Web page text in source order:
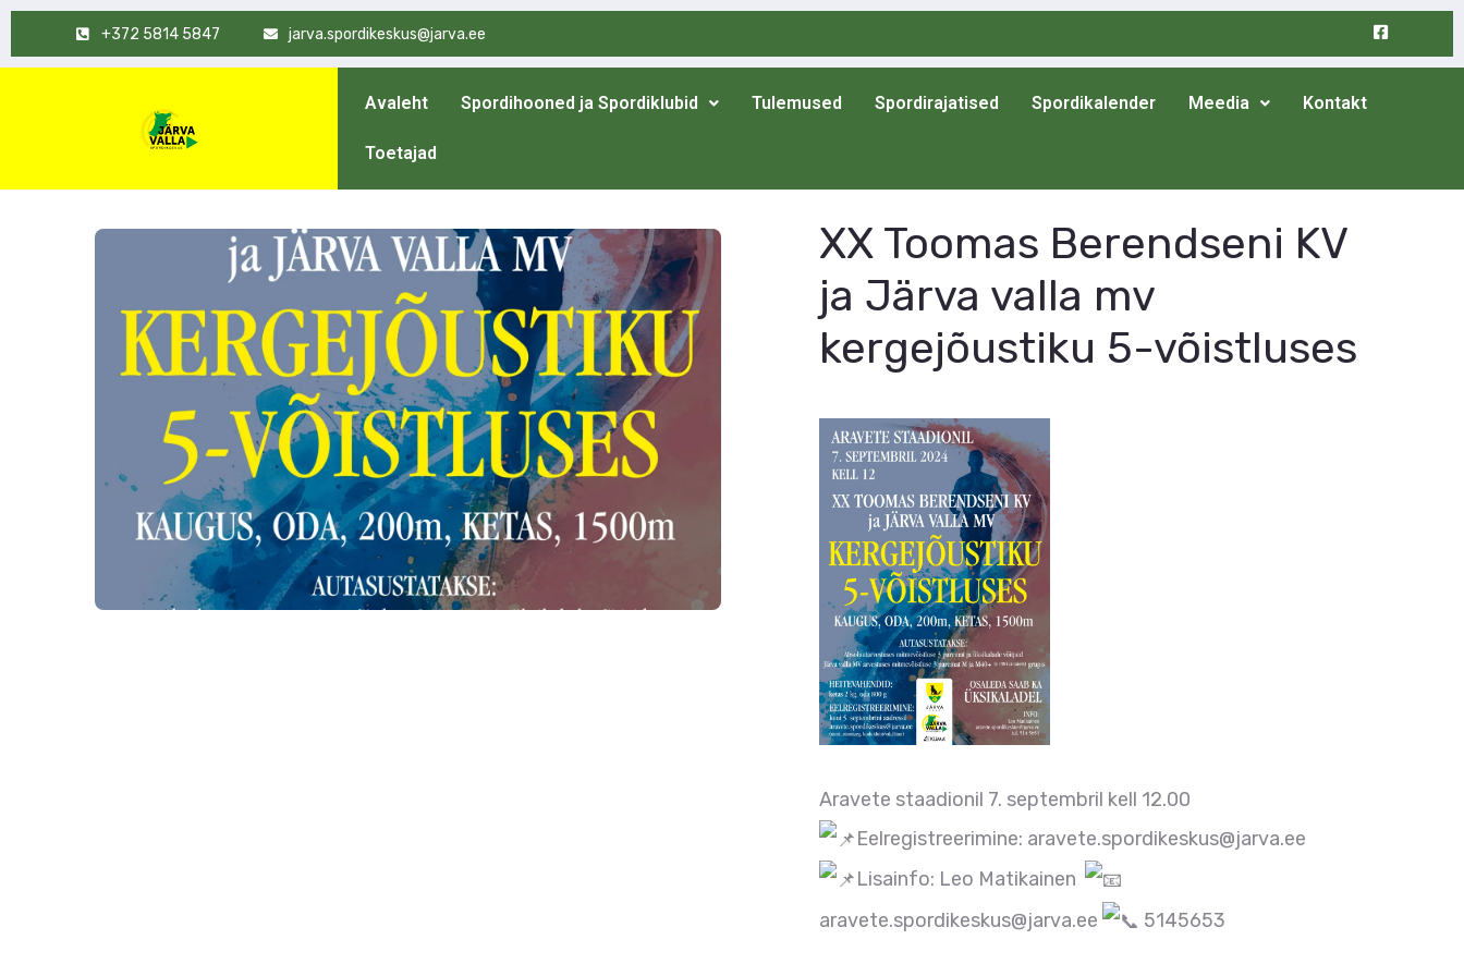
+372 5814 5847 jarva.spordikeskus@jarva.ee
Avaleht Spordihooned ja Spordiklubid Tulemused Spordirajatised Spordikalender Meedia Kontakt
Toetajad
XX Toomas Berendseni KV
ja Järva valla mv
kergejõustiku 5-võistluses
Aravete staadionil 7. septembril kell 12.00
Eelregistreerimine: aravete.spordikeskus@jarva.ee
Lisainfo: Leo Matikainen
aravete.spordikeskus@jarva.ee
5145653